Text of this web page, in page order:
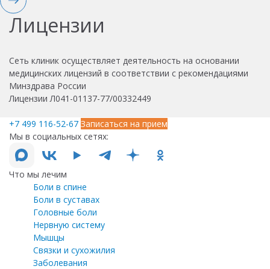
Лицензии
Сеть клиник осуществляет деятельность на основании
медицинских лицензий в соответствии с рекомендациями
Минздрава России
Лицензии Л041-01137-77/00332449
+7 499 116-52-67 Записаться на прием
Мы в социальных сетях:
Что мы лечим
Боли в спине
Боли в суставах
Головные боли
Нервную систему
Мышцы
Связки и сухожилия
Заболевания